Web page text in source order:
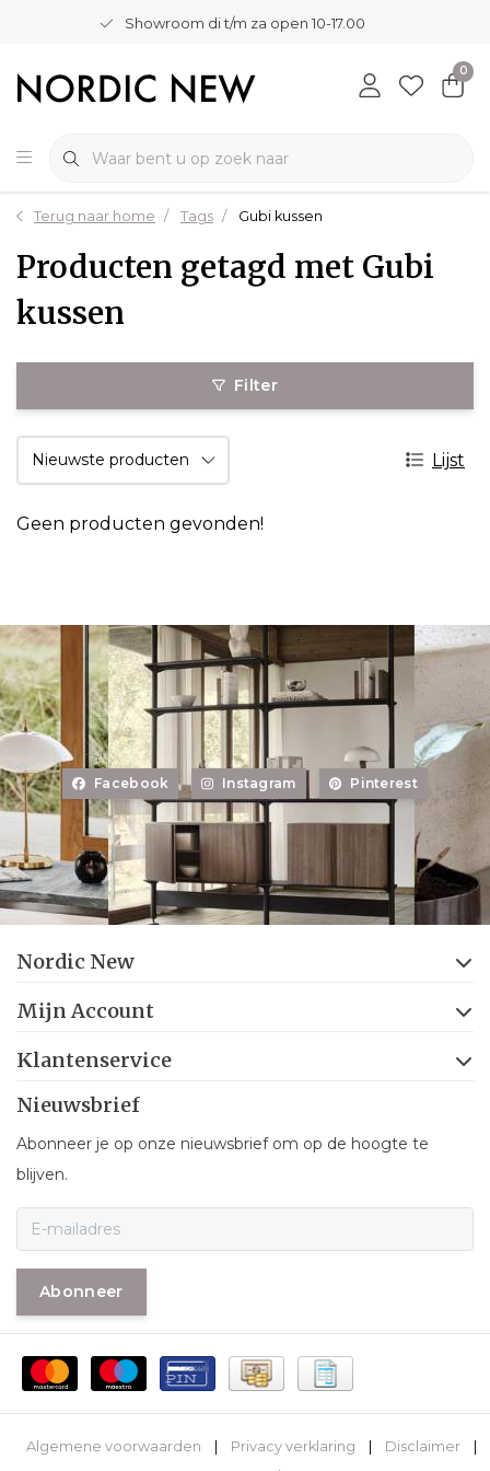
Showroom di t/m za open 10-17.00
0
Terug naar home Tags Gubi kussen
Producten getagd met Gubi
kussen
Filter
Lijst
Geen producten gevonden!
Facebook Instagram Pinterest
Nordic New
Mijn Account
Klantenservice
Nieuwsbrief
Abonneer je op onze nieuwsbrief om op de hoogte te
blijven.
Abonneer
Algemene voorwaarden Privacy verklaring Disclaimer